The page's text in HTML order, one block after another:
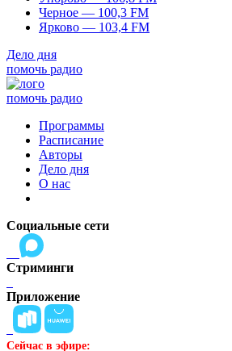
Черное — 100,3 FM
Ярково — 103,4 FM
Дело дня
помочь радио
помочь радио
Программы
Расписание
Авторы
Дело дня
О нас
Социальные сети
Стриминги
Приложение
Сейчас в эфире: